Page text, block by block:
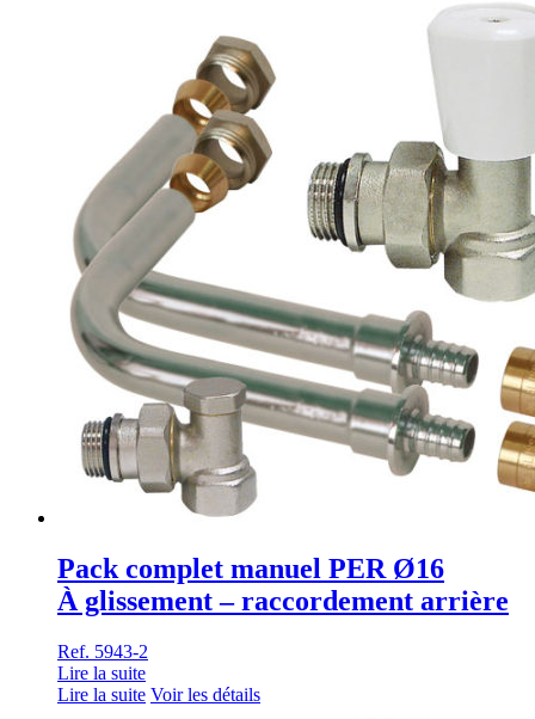
Pack complet manuel PER Ø16
À glissement – raccordement arrière
Ref. 5943-2
Lire la suite
Lire la suite Voir les détails